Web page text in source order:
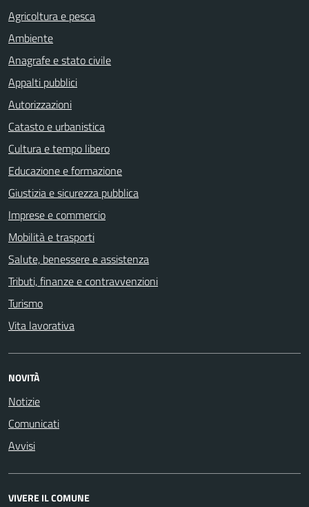
Agricoltura e pesca
Ambiente
Anagrafe e stato civile
Appalti pubblici
Autorizzazioni
Catasto e urbanistica
Cultura e tempo libero
Educazione e formazione
Giustizia e sicurezza pubblica
Imprese e commercio
Mobilità e trasporti
Salute, benessere e assistenza
Tributi, finanze e contravvenzioni
Turismo
Vita lavorativa
NOVITÀ
Notizie
Comunicati
Avvisi
VIVERE IL COMUNE